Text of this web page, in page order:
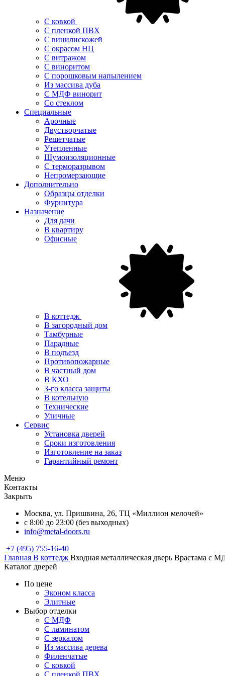
С ковкой
С пленкой ПВХ
С винилискожей
С окрасом НЦ
С витражом
С виноритом
С порошковым напылением
Из массива дуба
С МДФ винорит
Со стеклом
Специальные
Арочные
Двустворчатые
Решетчатые
Утепленные
Шумоизоляционные
С терморазрывом
Непромерзающие
Дополнительно
Образцы отделки
Фурнитура
Назначение
Для дачи
В квартиру
Офисные
В коттедж
В загородный дом
Тамбурные
Парадные
В подъезд
Противопожарные
В частный дом
В КХО
3-го класса защиты
В котельную
Технические
Уличные
Сервис
Установка дверей
Сроки изготовления
Изготовление на заказ
Гарантийный ремонт
Меню
Контакты
Закрыть
Москва, ул. Пришвина, 26, ТЦ «Миллион мелочей»
с 8:00 до 23:00 (без выходных)
info@metal-doors.ru
+7 (495) 755-16-40
Главная В коттедж Входная металлическая дверь Врастама с
Каталог дверей
По цене
Эконом класса
Элитные
Выбор отделки
С МДФ
С ламинатом
С зеркалом
Из массива дерева
Филенчатые
С ковкой
С пленкой ПВХ